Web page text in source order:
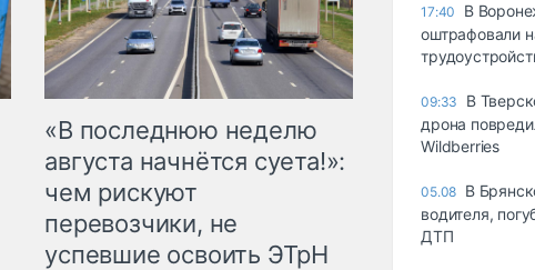
«В последнюю неделю
августа начнётся суета!»:
чем рискуют
перевозчики, не
успевшие освоить ЭТрН
17:40
В
оштрафовали
09:33
В
дрона
Wildberries
05.08 В
водителя,
ДТП